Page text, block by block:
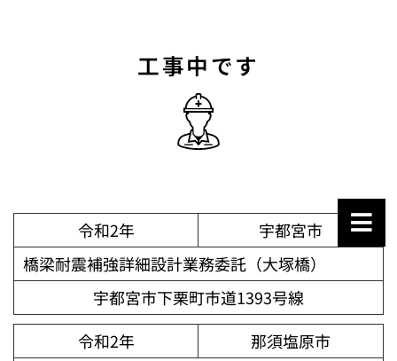
工事中です
令和2年
宇都宮市
橋梁耐震補強詳細設計業務委託（大塚橋）
宇都宮市下栗町市道1393号線
令和2年
那須塩原市